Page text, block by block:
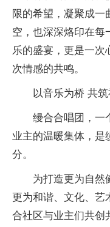
限的希望，凝聚成一
空，也深深烙印在每
乐的盛宴，更是一次
次情感的共鸣。
以音乐为桥 共
缦合合唱团，一
业主的温暖集体，是
分。
为打造更为自然
更为和谐、文化、艺
合社区与业主们共创